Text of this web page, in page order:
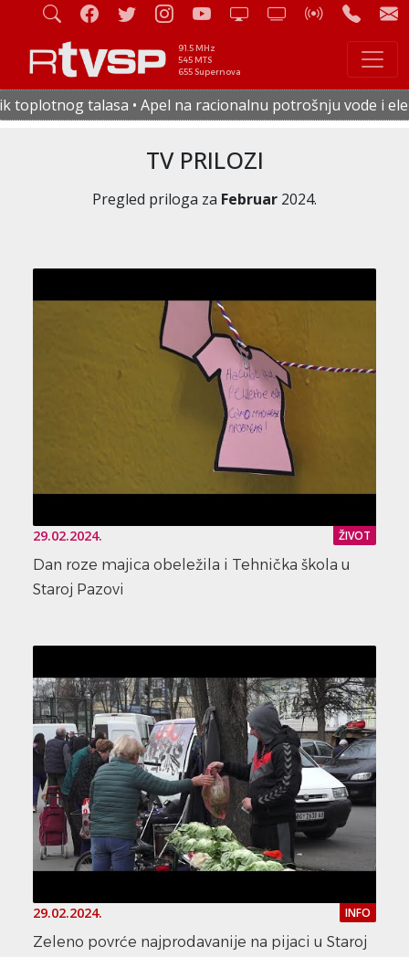
91.5 MHz
545 MTS
655 Supernova
na racionalnu potrošnju vode i električne energije • U
TV PRILOZI
Pregled priloga za Februar 2024.
29.02.2024. ŽIVOT
Dan roze majica obeležila i Tehnička škola u
Staroj Pazovi
29.02.2024. INFO
Zeleno povrće najprodavanije na pijaci u Staroj